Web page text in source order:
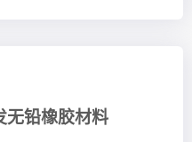
无铅橡胶材料